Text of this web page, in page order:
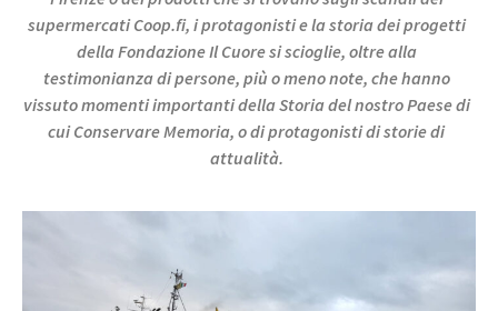
supermercati Coop.fi, i protagonisti e la storia dei progetti
della Fondazione Il Cuore si scioglie, oltre alla
testimonianza di persone, più o meno note, che hanno
vissuto momenti importanti della Storia del nostro Paese di
cui Conservare Memoria, o di protagonisti di storie di
attualità.